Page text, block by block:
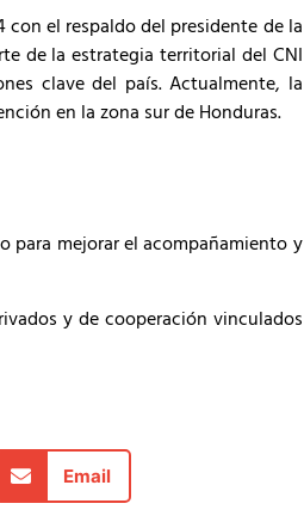
el respaldo del presidente de la
de la estrategia territorial del CNI
clave del país. Actualmente, la
en la zona sur de Honduras.
para mejorar el acompañamiento y
y de cooperación vinculados
Email